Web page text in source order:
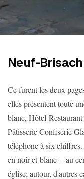
Neuf-Brisach
Ce furent les deux
elles présentent toute
blanc, Hôtel-
Pâtisserie Confiserie
téléphone à six
en noir-et-blanc -- au
église; autour, d'autres